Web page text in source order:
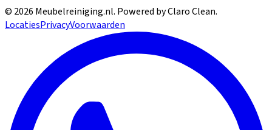
© 2026 Meubelreiniging.nl. Powered by Claro Clean.
LocatiesPrivacyVoorwaarden